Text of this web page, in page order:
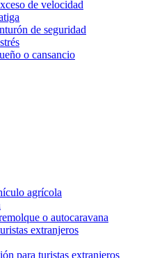
de velocidad
de seguridad
o cansancio
agrícola
o autocaravana
extranjeros
para turistas extranjeros